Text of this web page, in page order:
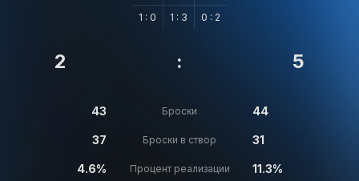
1 : 0 1 : 3 0 : 2
2 : 5
43 Броски 44
37 Броски в створ 31
4.6% Процент реализации 11.3%